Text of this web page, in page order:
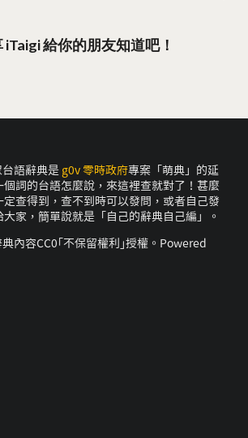
iTaigi 給你的朋友知道吧！
語辭典是 g0v 零時政府專案「萌典」的延
詞的台語怎麼說，來這裡查就對了！甚麼
查得到，查不到時可以發問，或者自己發
家，簡單說就是「自己的辭典自己編」。
內容CC0｢不保留權利｣授權。Powered